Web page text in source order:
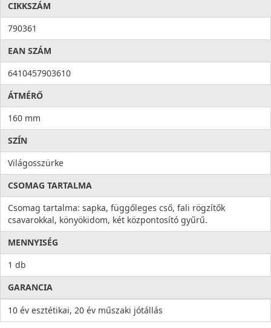
CIKKSZÁM
790361
EAN SZÁM
6410457903610
ÁTMÉRŐ
160 mm
SZÍN
Világosszürke
CSOMAG TARTALMA
Csomag tartalma: sapka, függőleges cső, fali rögzítők
csavarokkal, könyökidom, két központosító gyűrű.
MENNYISÉG
1 db
GARANCIA
10 év esztétikai, 20 év műszaki jótállás